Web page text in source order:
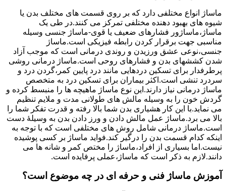
ماساژ انواع مختلفی دارد که بر روی قسمت های مختلف بدن یا
شیوه های بهبود دهنده مختلفی تمرکز می کنند.در طی یک
ماساژ،ماساژور فشارهای ضعیف یا قوی-ماساژ جنسی وسیله
مناسبی جهت برقرار کردن رابطه فیزیکی است.ماساژ
جنسی،نوعی عشق ورزیدن و روندی درمانی است که موجب آزاد
شدن کششهای بدن و فشارهای روحی است.ماساژ درمانی روشی
پرطرفدار برای تسکین دردهایی مانند درد پایین کمر،گردن درد و
سردرد تنشی است.اکثر بیماران برای تسکین درد به متخصص
ماساژ درمانی نیاز دارند.این نوع ماساژ ماهیچه ها را منبسط کرده و
گردش خون را به وسیله مالش های طولانی مدت و ملایم تنظیم
می نماید.با این کار هشیاری بدن شما بالا رفته و قدرت تفکر شما را
بالا می برد.ماساژ عمل مالش دادن و ورز دادن بدن به وسیلۀ دست
است.ماساژ درمانی شامل روش های مختلفی است که با توجه به
اینکه کدام قسمت بدن را درگیر کند.فواید ماساژ بر کسی پوشیده
نیست.اما بسیاری از افراد،ماساژ را مختص کمر و شانه ها می
دانند.لازم به ذکر است که ماساژ،عملی پرفایده است.
آموزش ماساژ فنی و حرفه ای در چه موضوع است؟